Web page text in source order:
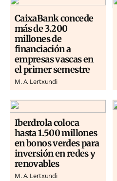
CaixaBank concede
más de 3.200
millones de
financiación a
empresas vascas en
el primer semestre
M. A. Lertxundi
Iberdrola coloca
hasta 1.500 millones
en bonos verdes para
inversión en redes y
renovables
M. A. Lertxundi